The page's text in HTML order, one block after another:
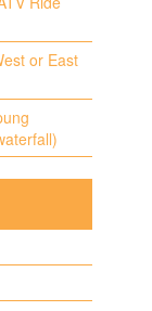
or East